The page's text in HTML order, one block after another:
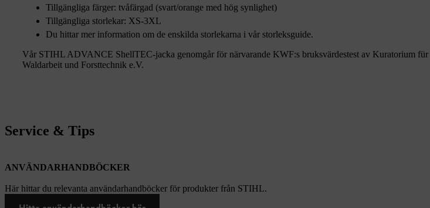
Tillgängliga färger: tvåfärgad (svart/orange med hög synlighet)
Tillgängliga storlekar: XS-3XL
Du hittar mer information om de enskilda storlekarna i vår storleksguide.
Vår STIHL ADVANCE ShellTEC-jacka genomgår för närvarande KWF:s bruksvärdestest av Kuratorium für
Waldarbeit und Forsttechnik e.V.
Service & Tips
ANVÄNDARHANDBÖCKER
Här hittar du relevanta användarhandböcker för produkter från STIHL.